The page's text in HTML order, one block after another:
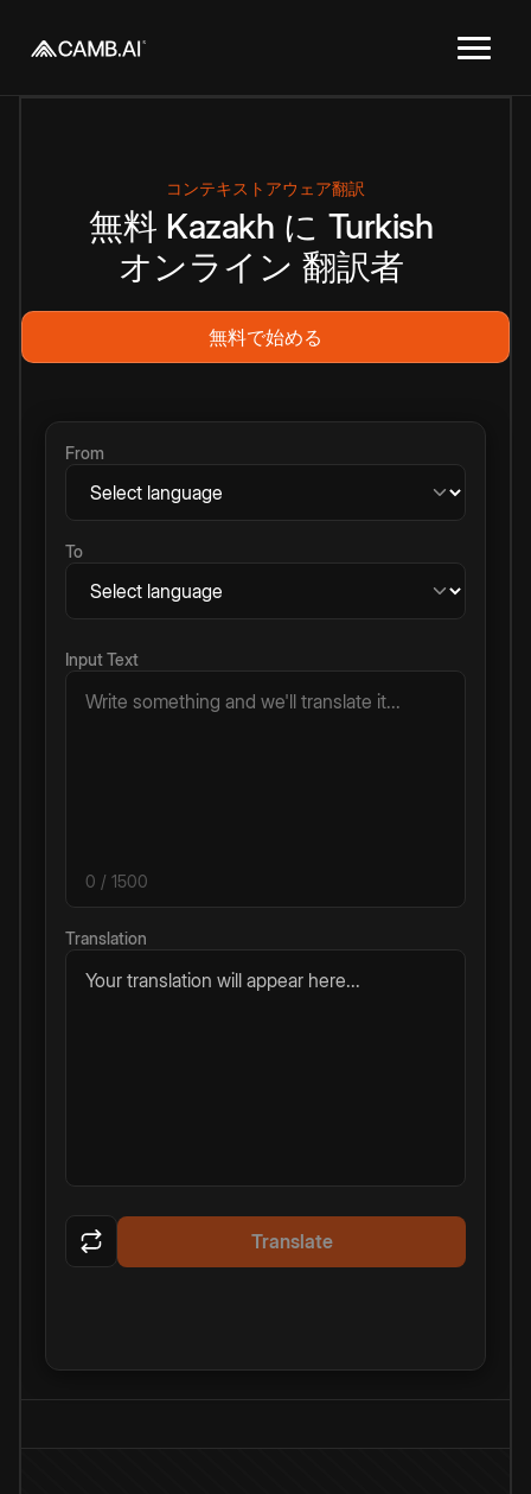
コンテキストアウェア翻訳
無料 Kazakh に Turkish
オンライン 翻訳者
無料で始める
From
To
Input Text
0 / 1500
Translation
Your translation will appear here...
Translate